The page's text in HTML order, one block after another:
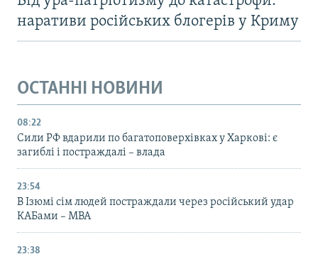
наративи російських блогерів у Криму
ОСТАННІ НОВИНИ
08:22
Сили РФ вдарили по багатоповерхівках у Харкові: є
загиблі і постраждалі – влада
23:54
В Ізюмі сім людей постраждали через російський удар
КАБами – МВА
23:38